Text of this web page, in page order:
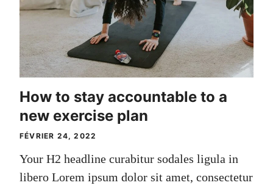
How to stay accountable to a
new exercise plan
FÉVRIER 24, 2022
Your H2 headline curabitur sodales ligula in
libero Lorem ipsum dolor sit amet, consectetur